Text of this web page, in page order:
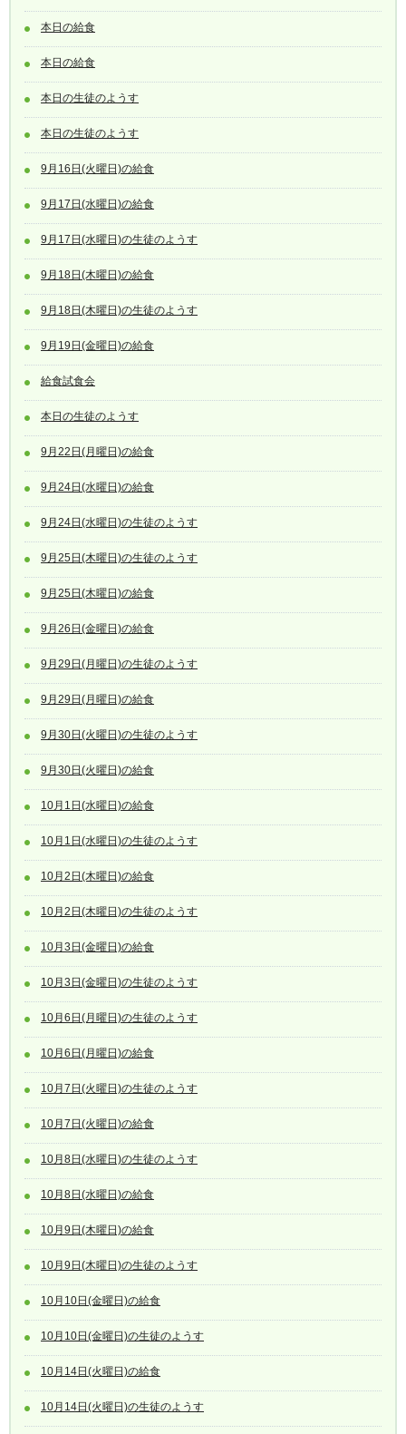
本日の給食
本日の給食
本日の生徒のようす
本日の生徒のようす
9月16日(火曜日)の給食
9月17日(水曜日)の給食
9月17日(水曜日)の生徒のようす
9月18日(木曜日)の給食
9月18日(木曜日)の生徒のようす
9月19日(金曜日)の給食
給食試食会
本日の生徒のようす
9月22日(月曜日)の給食
9月24日(水曜日)の給食
9月24日(水曜日)の生徒のようす
9月25日(木曜日)の生徒のようす
9月25日(木曜日)の給食
9月26日(金曜日)の給食
9月29日(月曜日)の生徒のようす
9月29日(月曜日)の給食
9月30日(火曜日)の生徒のようす
9月30日(火曜日)の給食
10月1日(水曜日)の給食
10月1日(水曜日)の生徒のようす
10月2日(木曜日)の給食
10月2日(木曜日)の生徒のようす
10月3日(金曜日)の給食
10月3日(金曜日)の生徒のようす
10月6日(月曜日)の生徒のようす
10月6日(月曜日)の給食
10月7日(火曜日)の生徒のようす
10月7日(火曜日)の給食
10月8日(水曜日)の生徒のようす
10月8日(水曜日)の給食
10月9日(木曜日)の給食
10月9日(木曜日)の生徒のようす
10月10日(金曜日)の給食
10月10日(金曜日)の生徒のようす
10月14日(火曜日)の給食
10月14日(火曜日)の生徒のようす